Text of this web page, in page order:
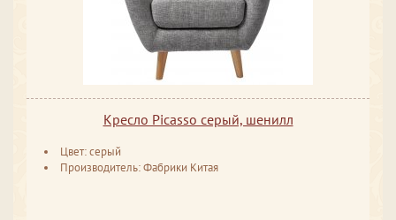
Кресло Picasso серый, шенилл
Цвет: серый
Производитель: Фабрики Китая